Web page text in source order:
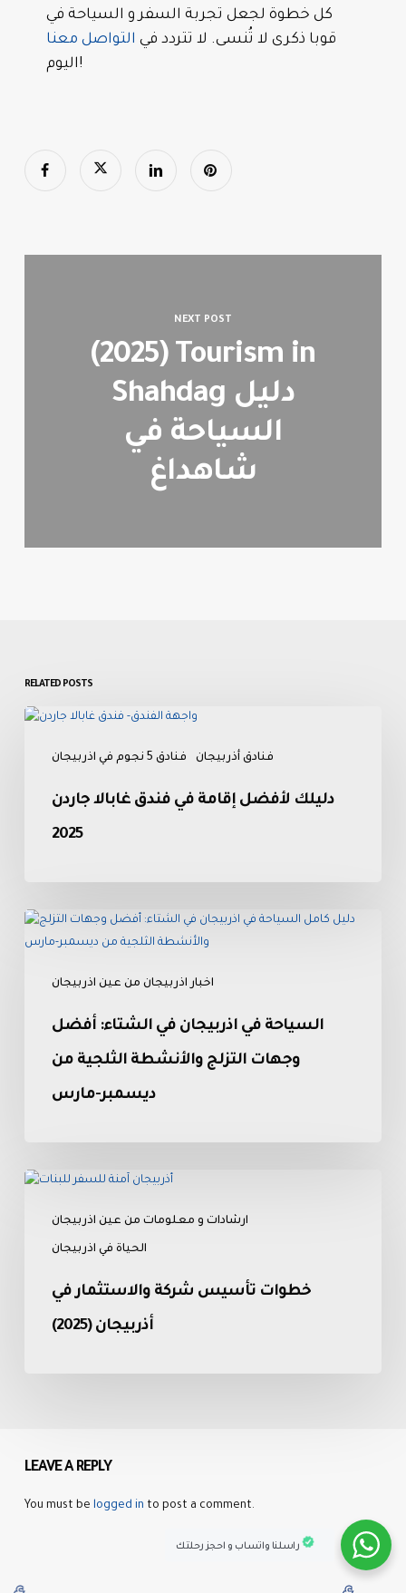
كل خطوة لجعل تجربة السفر و السياحة في
قوبا ذكرى لا تُنسى. لا تتردد في التواصل معنا
اليوم!
NEXT POST
(2025) Tourism in
Shahdag دليل
السياحة في
شاهداغ
RELATED POSTS
فنادق 5 نجوم في اذربيجان فنادق أذربيجان
دليلك
دليلك لأفضل إقامة في فندق غابالا جاردن
2025
اخبار اذربيجان من عين اذربيجان
السياحة
في
أفضل
وجهات
والأنشطة
ديسمبر-
السياحة في اذربيجان في الشتاء: أفضل
وجهات التزلج والأنشطة الثلجية من
ديسمبر-مارس
ارشادات و معلومات من عين اذربيجان
الحياة في اذربيجان
خطوات
شركة
والاستثمار
أذربيجان
(2025)
خطوات تأسيس شركة والاستثمار في
أذربيجان (2025)
LEAVE A REPLY
You must be logged in to post a comment.
راسلنا واتساب و احجز رحلتك